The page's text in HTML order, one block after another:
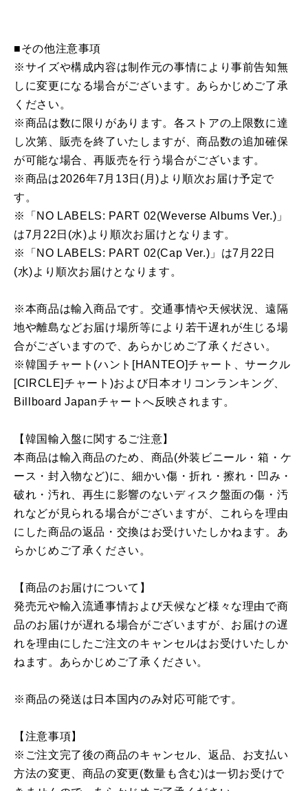
■その他注意事項
※サイズや構成内容は制作元の事情により事前告知無
しに変更になる場合がございます。あらかじめご了承
ください。
※商品は数に限りがあります。各ストアの上限数に達
し次第、販売を終了いたしますが、商品数の追加確保
が可能な場合、再販売を行う場合がございます。
※商品は2026年7月13日(月)より順次お届け予定で
す。
※「NO LABELS: PART 02(Weverse Albums Ver.)」
は7月22日(水)より順次お届けとなります。
※「NO LABELS: PART 02(Cap Ver.)」は7月22日
(水)より順次お届けとなります。
※本商品は輸入商品です。交通事情や天候状況、遠隔
地や離島などお届け場所等により若干遅れが生じる場
合がございますので、あらかじめご了承ください。
※韓国チャート(ハント[HANTEO]チャート、サークル
[CIRCLE]チャート)および日本オリコンランキング、
Billboard Japanチャートへ反映されます。
【韓国輸入盤に関するご注意】
本商品は輸入商品のため、商品(外装ビニール・箱・ケ
ース・封入物など)に、細かい傷・折れ・擦れ・凹み・
破れ・汚れ、再生に影響のないディスク盤面の傷・汚
れなどが見られる場合がございますが、これらを理由
にした商品の返品・交換はお受けいたしかねます。あ
らかじめご了承ください。
【商品のお届けについて】
発売元や輸入流通事情および天候など様々な理由で商
品のお届けが遅れる場合がございますが、お届けの遅
れを理由にしたご注文のキャンセルはお受けいたしか
ねます。あらかじめご了承ください。
※商品の発送は日本国内のみ対応可能です。
【注意事項】
※ご注文完了後の商品のキャンセル、返品、お支払い
方法の変更、商品の変更(数量も含む)は一切お受けで